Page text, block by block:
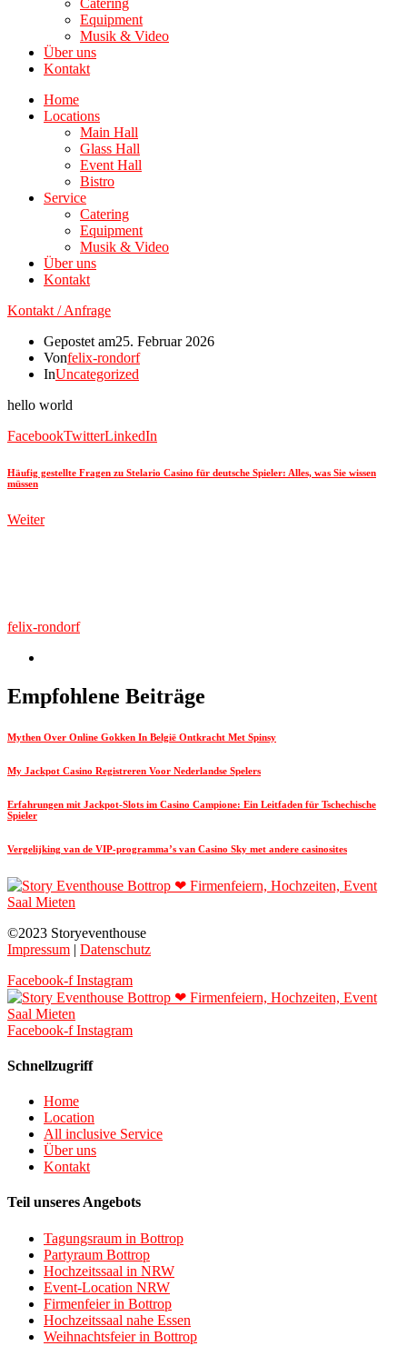
Catering
Equipment
Musik & Video
Über uns
Kontakt
Home
Locations
Main Hall
Glass Hall
Event Hall
Bistro
Service
Catering
Equipment
Musik & Video
Über uns
Kontakt
Kontakt / Anfrage
Gepostet am25. Februar 2026
Vonfelix-rondorf
InUncategorized
hello world
FacebookTwitterLinkedIn
Häufig gestellte Fragen zu Stelario Casino für deutsche Spieler: Alles, was Sie wissen
müssen
Weiter
felix-rondorf
Empfohlene Beiträge
Mythen Over Online Gokken In België Ontkracht Met Spinsy
My Jackpot Casino Registreren Voor Nederlandse Spelers
Erfahrungen mit Jackpot-Slots im Casino Campione: Ein Leitfaden für Tschechische
Spieler
Vergelijking van de VIP-programma’s van Casino Sky met andere casinosites
©2023 Storyeventhouse
Impressum | Datenschutz
Facebook-f Instagram
Facebook-f Instagram
Schnellzugriff
Home
Location
All inclusive Service
Über uns
Kontakt
Teil unseres Angebots
Tagungsraum in Bottrop
Partyraum Bottrop
Hochzeitssaal in NRW
Event-Location NRW
Firmenfeier in Bottrop
Hochzeitssaal nahe Essen
Weihnachtsfeier in Bottrop